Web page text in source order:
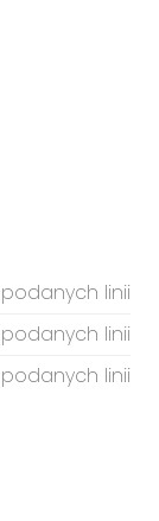
podanych linii
podanych linii
podanych linii